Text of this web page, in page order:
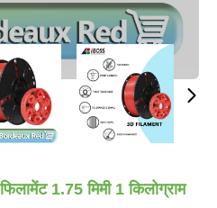
1.75 मिमी 1 किलोग्राम